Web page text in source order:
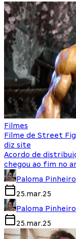
Filmes
Filme de Street
diz site
Acordo de
chegou ao fim no
Paloma Pinheiro
25.mar.25
Paloma Pinheiro
25.mar.25